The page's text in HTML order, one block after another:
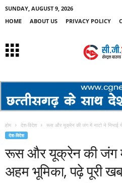
SUNDAY, AUGUST 9, 2026
HOME
ABOUT US PRIVACY POLICY
होम देश-विदेश रूस और यूक्रेन की जंग में नाटो ने निभाई
देश-विदेश
रूस और यूक्रेन की जंग में
अहम भूमिका, पढ़े पूरी